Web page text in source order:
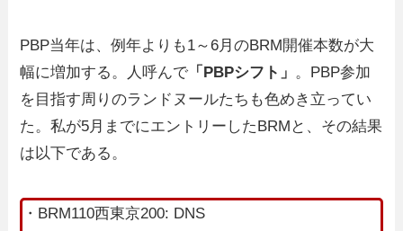
PBP当年は、例年よりも1～6月のBRM開催本数が大
幅に増加する。人呼んで 「PBPシフト」 。PBP参加
を目指す周りのランドヌールたちも色めき立ってい
た。私が5月までにエントリーしたBRMと、その結果
は以下である。
・BRM110西東京200: DNS